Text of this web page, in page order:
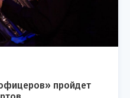
пройдет